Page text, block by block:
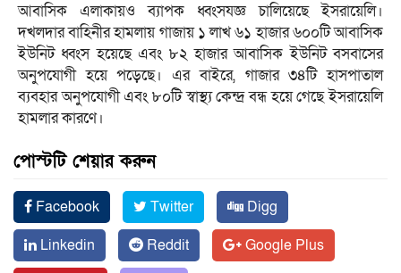
আবাসিক এলাকায়ও ব্যাপক ধ্বংসযজ্ঞ চালিয়েছে ইসরায়েলি।
দখলদার বাহিনীর হামলায় গাজায় ১ লাখ ৬১ হাজার ৬০০টি আবাসিক
ইউনিট ধ্বংস হয়েছে এবং ৮২ হাজার আবাসিক ইউনিট বসবাসের
অনুপযোগী হয়ে পড়েছে। এর বাইরে, গাজার ৩৪টি হাসপাতাল
ব্যবহার অনুপযোগী এবং ৮০টি স্বাস্থ্য কেন্দ্র বন্ধ হয়ে গেছে ইসরায়েলি
হামলার কারণে।
পোস্টটি শেয়ার করুন
Facebook Twitter
Digg
Linkedin
Reddit
Google Plus